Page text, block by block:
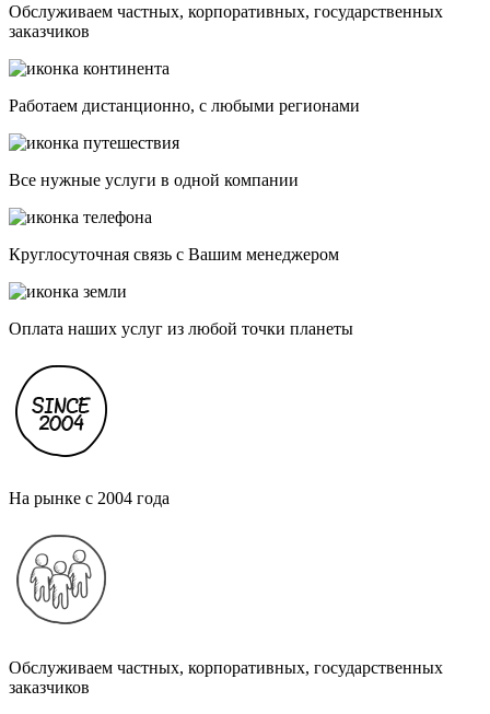
Обслуживаем частных, корпоративных, государственных
заказчиков
Работаем дистанционно, с любыми регионами
Все нужные услуги в одной компании
Круглосуточная связь с Вашим менеджером
Оплата наших услуг из любой точки планеты
На рынке с 2004 года
Обслуживаем частных, корпоративных, государственных
заказчиков